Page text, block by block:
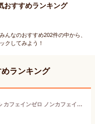
おすすめランキング
んなのおすすめ202件の中から、
クしてみよう！
ランキング
【公式】大正製薬 リポビタンフィール カフェインゼロ ノンカフェイン タウリン1000mg グリシン ビタミンB群 100ml 30本 栄養ドリンク 栄養剤 リポビタン 低カロリー ビタミン 指定医薬部外品 女性